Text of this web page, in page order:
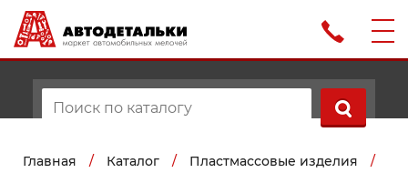
Главная / Каталог / Пластмассовые изделия /